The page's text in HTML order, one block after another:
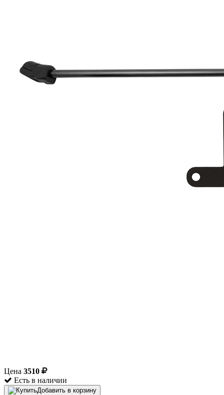
Цена 3510
Есть в наличии
Добавить в корзину